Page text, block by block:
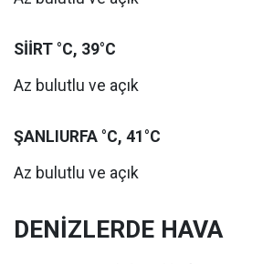
SİİRT °C, 39°C
Az bulutlu ve açık
ŞANLIURFA °C, 41°C
Az bulutlu ve açık
DENİZLERDE HAVA